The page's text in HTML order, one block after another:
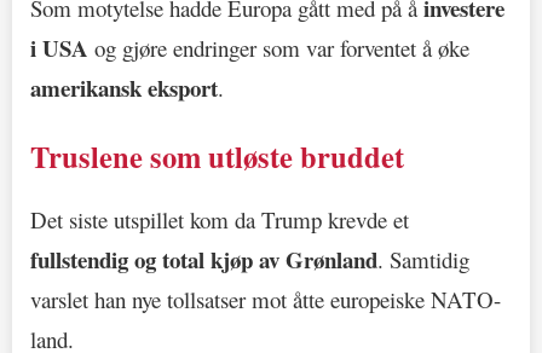
Som motytelse hadde Europa gått med på åinvestere
i USA og gjøre endringer som var forventet å øke
amerikansk eksport.
Truslene som utløste bruddet
Det siste utspillet kom da Trump krevde et
fullstendig og total kjøp av Grønland. Samtidig
varslet han nye tollsatser mot åtte europeiske NATO-
land.